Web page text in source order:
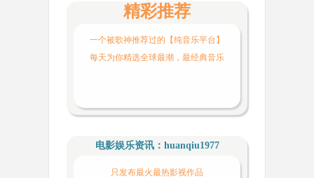
精彩推荐
一个被歌神推荐过的【纯音乐平台】
每天为你精选全球最潮，最经典音乐
电影娱乐资讯：huanqiu1977
只发布最火最热影视作品